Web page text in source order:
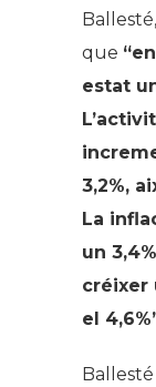
que
estat
3,2%,
La
un
créixer
el